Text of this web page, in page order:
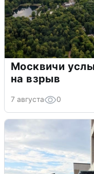
Москвичи
на взрыв
7 августа 0